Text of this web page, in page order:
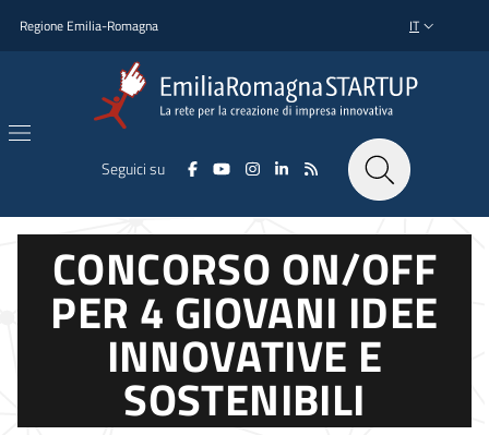
Regione Emilia-Romagna SELETTORE
IT
Seguici su
CONCORSO ON/OFF
PER 4 GIOVANI IDEE
INNOVATIVE E
SOSTENIBILI